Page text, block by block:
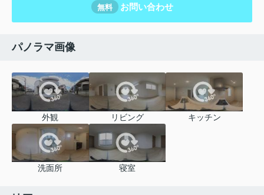
無料 お問い合わせ
パノラマ画像
外観 リビング キッチン
洗面所 寝室